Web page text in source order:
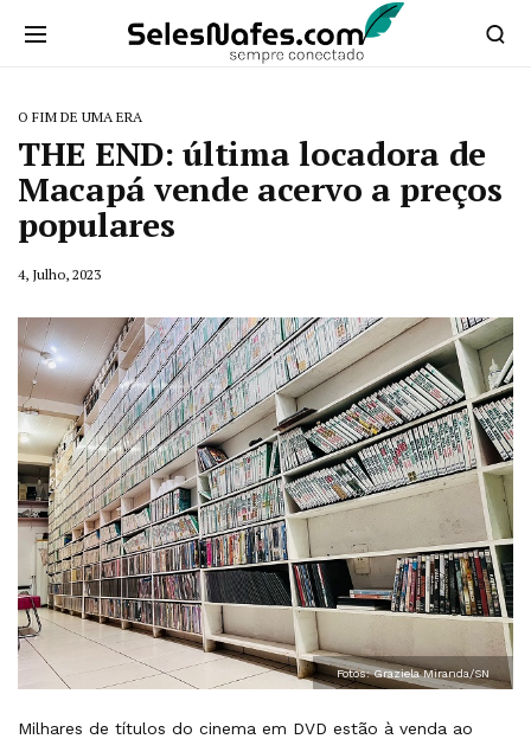
O FIM DE UMA ERA
THE END: última locadora de
Macapá vende acervo a preços
populares
4, Julho, 2023
Fotos: Graziela Miranda/SN
Milhares de títulos do cinema em DVD estão à venda ao